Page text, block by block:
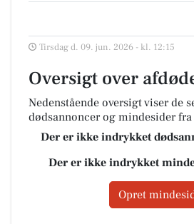
Tirsdag d. 09. jun. 2026 - kl. 12:15
Oversigt over
Nedenstående oversigt viser de
dødsannoncer og mindesider
Der er ikke indrykket
Der er ikke indrykket
Opret